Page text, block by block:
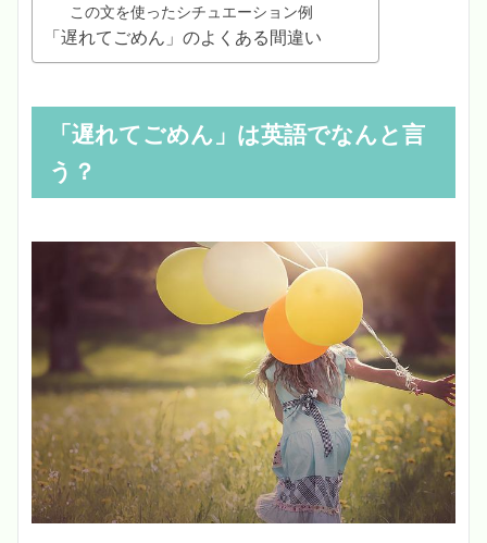
この文を使ったシチュエーション例
「遅れてごめん」のよくある間違い
「遅れてごめん」は英語でなんと言
う？